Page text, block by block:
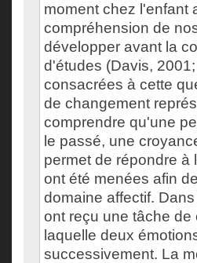
moment chez l'enfant
compréhension de
développer avant la
d'études (Davis,
consacrées à cette
de changement
comprendre qu'une
le passé, une
permet de répondre
ont été menées afin
domaine affectif.
ont reçu une tâche
laquelle deux
successivement. La